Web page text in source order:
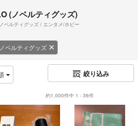
(ノベルティグッズ)
ベルティグッズ / エンタメ/ホビー
ノベルティグッズ
絞り込み
約1,000件中 1 - 36件